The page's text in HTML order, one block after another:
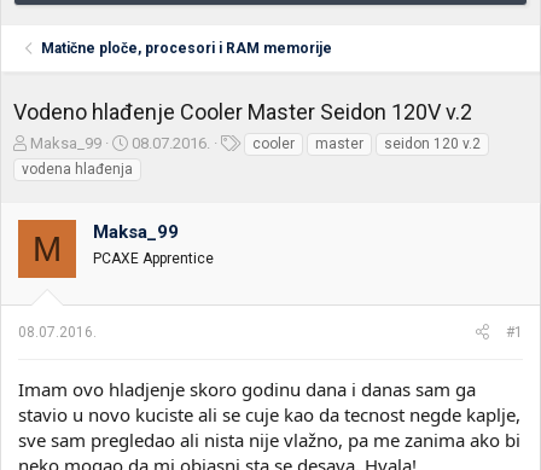
Matične ploče, procesori i RAM memorije
Vodeno hlađenje Cooler Master Seidon 120V v.2
Z
a
č
e
Maksa_99
D
a
t
m
p
a
08.07.2016. cooler master
seidon 120 v.2
vodena hlađenja
M Maksa_99
PCAXE Apprentice
08.07.2016. #1
Imam ovo hladjenje skoro godinu dana i danas sam ga
stavio u novo kuciste ali se cuje kao da tecnost negde kaplje,
sve sam pregledao ali nista nije vlažno, pa me zanima ako bi
neko mogao da mi objasni sta se desava. Hvala!